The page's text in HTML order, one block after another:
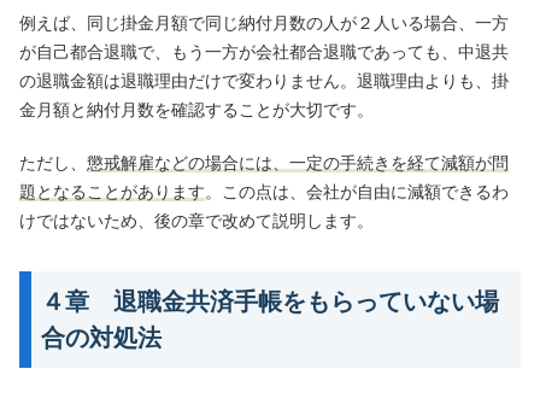
例えば、同じ掛金月額で同じ納付月数の人が２人いる場合、一方
が自己都合退職で、もう一方が会社都合退職であっても、中退共
の退職金額は退職理由だけで変わりません。退職理由よりも、掛
金月額と納付月数を確認することが大切です。
ただし、懲戒解雇などの場合には、一定の手続きを経て減額が問
題となることがあります。この点は、会社が自由に減額できるわ
けではないため、後の章で改めて説明します。
４章 退職金共済手帳をもらっていない場
合の対処法